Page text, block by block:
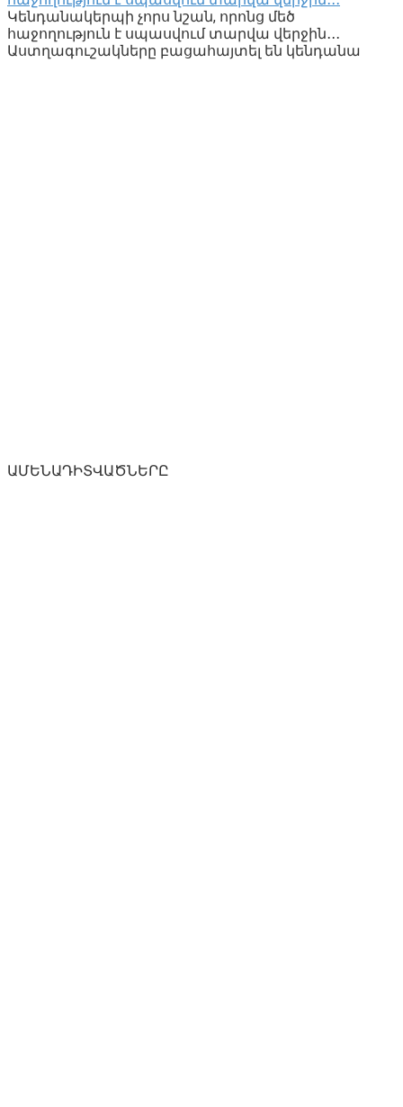
Կենդանակերպի չորս նշան, որոնց մեծ
հաջողություն է սպասվում տարվա վերջին․․․
Աստղագուշակները բացահայտել են կենդանա
ԱՄԵՆԱԴԻՏՎԱԾՆԵՐԸ